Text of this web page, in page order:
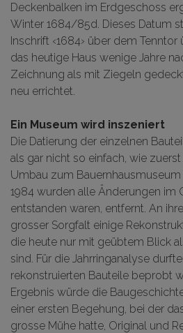
Deckenbalken im Erdgeschoss
Winter 1684/85d. Dieses Datum
Inschrift ‹1684› über dem
das heutige Haus wenige Jahre
Zeichnung als mit Ziegeln
neu errichtet.
Ein Museum wird inszeniert
Die Datierung der einzelnen
als gar nicht so einfach, wie
Umbau zum Bauernhausmuseum
1984 wurden alle Änderungen im
entstanden waren, entfernt. An
grosser Sorgfalt einige
die heute nur mit geübtem Blick
sind. Für die Jahrringanalyse
rekonstruierten Bauteile beprobt
Ergebnis würde die
einer ersten Begehung, bei der
grosse Mühe hatte, Original und